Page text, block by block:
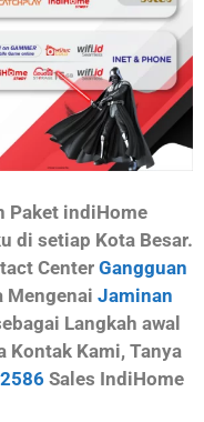
Paket indiHome
di setiap Kota Besar.
Center Gangguan
Mengenai Jaminan
Langkah awal
Kontak Kami, Tanya
Sales IndiHome